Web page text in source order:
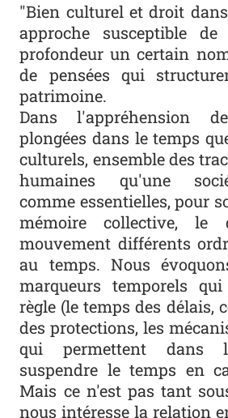
"Bien culturel et droit
approche susceptible
profondeur un certain
de pensées qui
patrimoine.
Dans l'appréhension
plongées dans le temps
culturels, ensemble des
humaines qu'une
comme essentielles, pour
mémoire collective,
mouvement différents
au temps. Nous
marqueurs temporels
règle (le temps des délais,
des protections, les
qui permettent dans
suspendre le temps en
Mais ce n'est pas tant
nous intéresse la relation